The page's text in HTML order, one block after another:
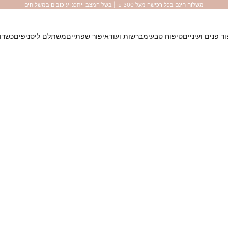
משלוח חינם בכל רכישה מעל 300 ₪ | בשל המצב ייתכנו עיכובים במשלוחים
פנים ועינייםטיפוח טבעימברשות ועודאיפור שפתייםמשתלם ליסניפים